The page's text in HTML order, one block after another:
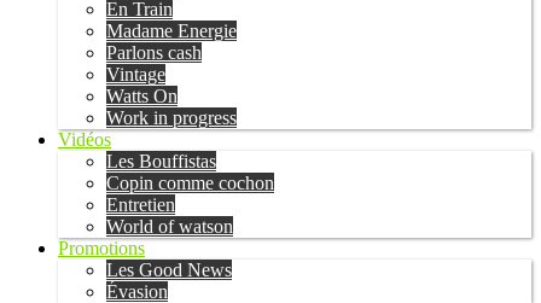
En Train
Madame Energie
Parlons cash
Vintage
Watts On
Work in progress
Vidéos
Les Bouffistas
Copin comme cochon
Entretien
World of watson
Promotions
Les Good News
Évasion